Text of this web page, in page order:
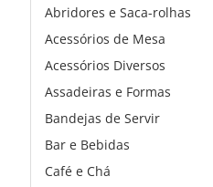
Abridores e Saca-rolhas
Acessórios de Mesa
Acessórios Diversos
Assadeiras e Formas
Bandejas de Servir
Bar e Bebidas
Café e Chá